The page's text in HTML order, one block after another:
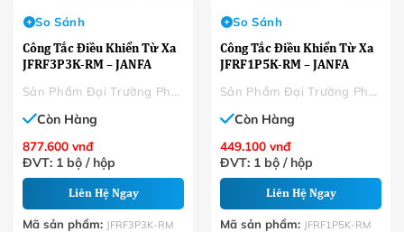
Công Tắc Điều Khiển Từ Xa
JFRF3P3K-RM – JANFA
So Sánh
Còn Hàng
877.600 vnđ
ĐVT: 1 bộ / hộp
Liên Hệ Ngay
Mã sản phẩm: JFRF3P3K-RM
Công Tắc Điều Khiển Từ Xa
JFRF1P5K-RM – JANFA
So Sánh
Còn Hàng
449.100 vnđ
ĐVT: 1 bộ / hộp
Liên Hệ Ngay
Mã sản phẩm: JFRF1P5K-RM